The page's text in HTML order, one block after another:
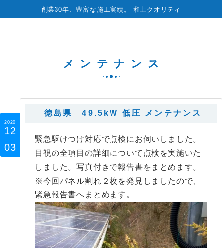
創業30年、豊富な施工実績。 和上クオリティ
メンテナンス
徳島県 49.5kW 低圧 メンテナンス
2020
12
03
緊急駆けつけ対応で点検にお伺いしました。
目視の全項目の詳細について点検を実施いた
しました。写真付きで報告書をまとめます。
※今回パネル割れ２枚を発見しましたので、
緊急報告書へまとめます。